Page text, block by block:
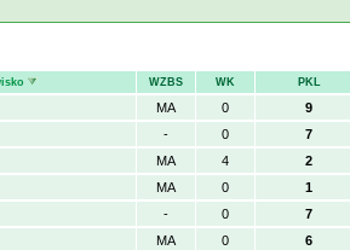
WZBS WK PKL
MA 0
9
- 0
7
MA 4
2
MA 0
1
- 0
7
MA 0
6